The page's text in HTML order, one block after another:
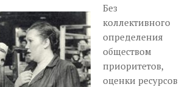
Без
коллективного
определения
обществом
приоритетов,
оценки ресурсов